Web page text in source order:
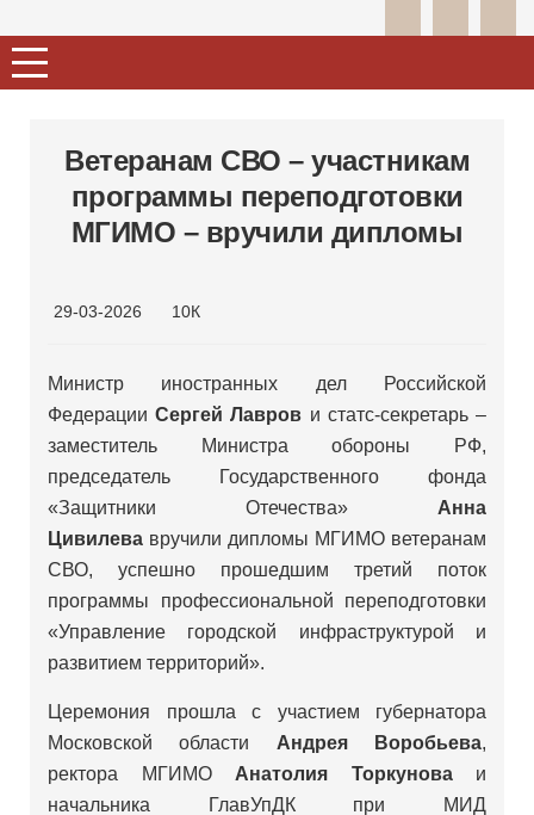
Ветеранам СВО – участникам
программы переподготовки
МГИМО – вручили дипломы
29-03-2026 10К
Министр иностранных дел Российской
ФедерацииСергей Лавров и статс-секретарь –
заместитель Министра обороны РФ,
председатель Государственного фонда
«Защитники Отечества» Анна
Цивилева вручили дипломы МГИМО ветеранам
СВО, успешно прошедшим третий поток
программы профессиональной переподготовки
«Управление городской инфраструктурой и
развитием территорий».
Церемония прошла с участием губернатора
Московской области Андрея Воробьева,
ректора МГИМО Анатолия Торкунова и
начальника ГлавУпДК при МИД